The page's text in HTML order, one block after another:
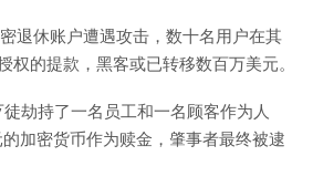
退休账户遭遇攻击，数十名用户在其
权的提款，黑客或已转移数百万美元。
劫持了一名员工和一名顾客作为人
加密货币作为赎金，肇事者最终被逮